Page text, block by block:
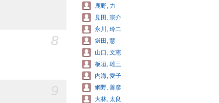
8
鹿野, 力
見田, 宗介
永川, 玲二
鎌田, 慧
山口, 文憲
板垣, 雄三
内海, 愛子
網野, 善彦
大林, 太良